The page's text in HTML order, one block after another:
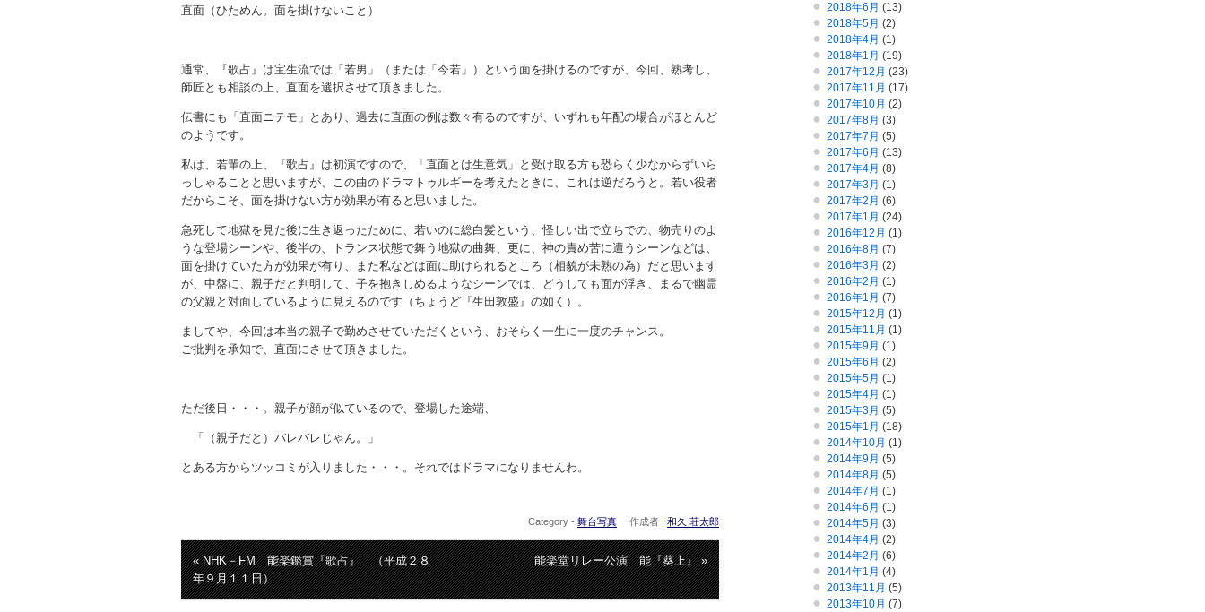
直面（ひためん。面を掛けないこと）
通常、『歌占』は宝生流では「若男」（または「今若」）という面を掛けるのですが、今回、熟考し、
師匠とも相談の上、直面を選択させて頂きました。
伝書にも「直面ニテモ」とあり、過去に直面の例は数々有るのですが、いずれも年配の場合がほとんど
のようです。
私は、若輩の上、『歌占』は初演ですので、「直面とは生意気」と受け取る方も恐らく少なからずいら
っしゃることと思いますが、この曲のドラマトゥルギーを考えたときに、これは逆だろうと。若い役者
だからこそ、面を掛けない方が効果が有ると思いました。
急死して地獄を見た後に生き返ったために、若いのに総白髪という、怪しい出で立ちでの、物売りのよ
うな登場シーンや、後半の、トランス状態で舞う地獄の曲舞、更に、神の責め苦に遭うシーンなどは、
面を掛けていた方が効果が有り、また私などは面に助けられるところ（相貌が未熟の為）だと思います
が、中盤に、親子だと判明して、子を抱きしめるようなシーンでは、どうしても面が浮き、まるで幽霊
の父親と対面しているように見えるのです（ちょうど『生田敦盛』の如く）。
ましてや、今回は本当の親子で勤めさせていただくという、おそらく一生に一度のチャンス。
ご批判を承知で、直面にさせて頂きました。
ただ後日・・・。親子が顔が似ているので、登場した途端、
「（親子だと）バレバレじゃん。」
とある方からツッコミが入りました・・・。それではドラマになりませんわ。
Category - 舞台写真 作成者 : 和久 荘太郎
« NHK－FM 能楽鑑賞『歌占』 （平成２８
年９月１１日）
能楽堂リレー公演 能『葵上』 »
2018年6月 (13)
2018年5月 (2)
2018年4月 (1)
2018年1月 (19)
2017年12月 (23)
2017年11月 (17)
2017年10月 (2)
2017年8月 (3)
2017年7月 (5)
2017年6月 (13)
2017年4月 (8)
2017年3月 (1)
2017年2月 (6)
2017年1月 (24)
2016年12月 (1)
2016年8月 (7)
2016年3月 (2)
2016年2月 (1)
2016年1月 (7)
2015年12月 (1)
2015年11月 (1)
2015年9月 (1)
2015年6月 (2)
2015年5月 (1)
2015年4月 (1)
2015年3月 (5)
2015年1月 (18)
2014年10月 (1)
2014年9月 (5)
2014年8月 (5)
2014年7月 (1)
2014年6月 (1)
2014年5月 (3)
2014年4月 (2)
2014年2月 (6)
2014年1月 (4)
2013年11月 (5)
2013年10月 (7)